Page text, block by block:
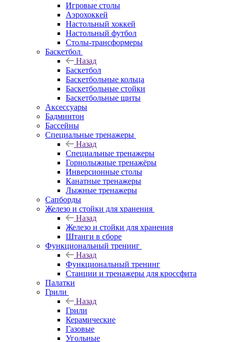
Игровые столы
Аэрохоккей
Настольный хоккей
Настольный футбол
Столы-трансформеры
Баскетбол
Назад
Баскетбол
Баскетбольные кольца
Баскетбольные стойки
Баскетбольные щиты
Аксессуары
Бадминтон
Бассейны
Специальные тренажеры
Назад
Специальные тренажеры
Горнолыжные тренажёры
Инверсионные столы
Канатные тренажеры
Лыжные тренажеры
Сапборды
Железо и стойки для хранения
Назад
Железо и стойки для хранения
Штанги в сборе
Функциональный тренинг
Назад
Функциональный тренинг
Станции и тренажеры для кроссфита
Палатки
Грили
Назад
Грили
Керамические
Газовые
Угольные